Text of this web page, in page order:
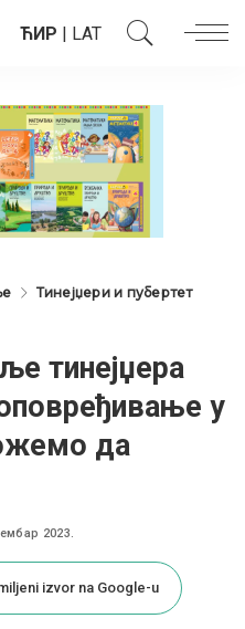
ЋИР | LAT
Тинејџери и пубертет
тинејџера
у
да
2023.
izvor na Google-u